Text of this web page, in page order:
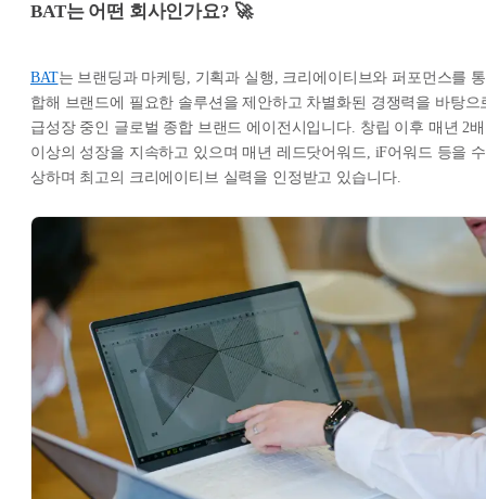
BAT는 어떤 회사인가요? 🚀
BAT는 브랜딩과 마케팅, 기획과 실행, 크리에이티브와 퍼포먼스를 통
합해 브랜드에 필요한 솔루션을 제안하고 차별화된 경쟁력을 바탕으
급성장 중인 글로벌 종합 브랜드 에이전시입니다. 창립 이후 매년 2배
이상의 성장을 지속하고 있으며 매년 레드닷어워드, iF어워드 등을 수
상하며 최고의 크리에이티브 실력을 인정받고 있습니다.